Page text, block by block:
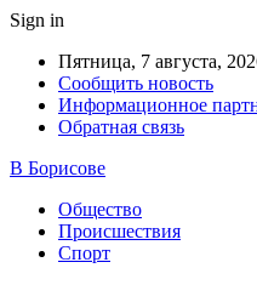
Sign in
Пятница, 7 августа,
Сообщить новость
Информационное
Обратная связь
В Борисове
Общество
Происшествия
Спорт